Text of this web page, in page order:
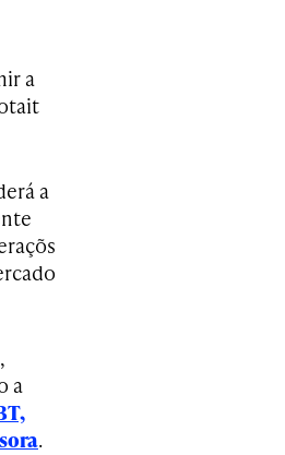
a
a
a
.